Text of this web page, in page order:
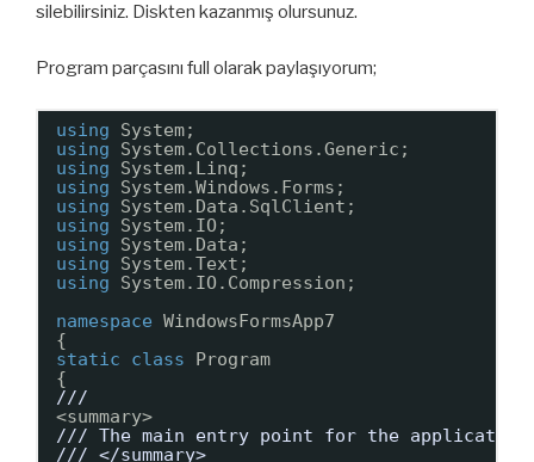
silebilirsiniz. Diskten kazanmış olursunuz.
Program parçasını full olarak paylaşıyorum;
using
System;
using
System.Collections.Generic;
using
System.Linq;
using
System.Windows.Forms;
using
System.Data.SqlClient;
using
System.IO;
using
System.Data;
using
System.Text;
using
System.IO.Compression;
namespace WindowsFormsApp7
{
static
class
Program
{
///
<summary>
/// The main entry point for the
/// </summary>